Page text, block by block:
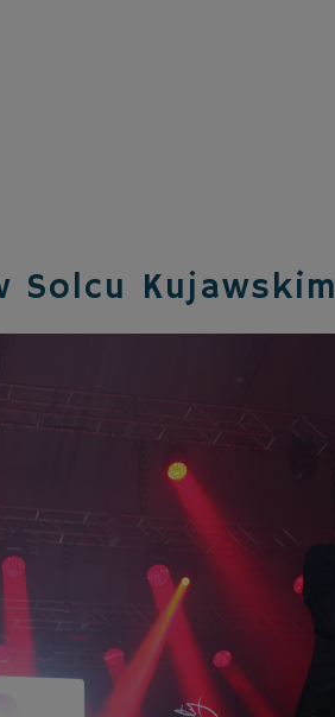
Solcu Kujawskim